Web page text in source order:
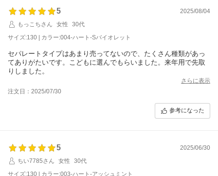
5
2025/08/04
もっこちさん
女性
30代
サイズ:130 | カラー:004-ハート-Sバイオレット
セパレートタイプはあまり売ってないので、たくさん種類があっ
てありがたいです。こどもに選んでもらいました。来年用で先取
りしました。
さらに表示
注文日：2025/07/30
参考になった
5
2025/06/30
ちい7785さん
女性
30代
サイズ:130 | カラー:003-ハート-アッシュミント